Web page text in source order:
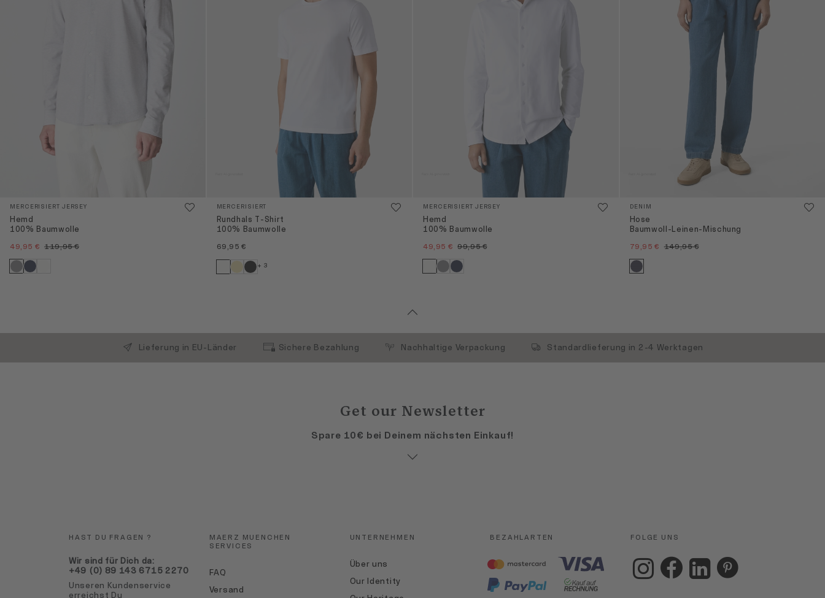
MERCERISIERT JERSEY
Hemd
100% Baumwolle
49,95 € 119,95 €
MERCERISIERT
Rundhals T-Shirt
100% Baumwolle
69,95 €
+ 3
MERCERISIERT JERSEY
Hemd
100% Baumwolle
49,95 € 99,95 €
DENIM
Hose
Baumwoll-Leinen-Mischung
79,95 € 149,95 €
Lieferung in EU-Länder Sichere Bezahlung Nachhaltige Verpackung Standardlieferung in 2-4 Werktagen
Get our Newsletter
Spare 10€ bei Deinem nächsten Einkauf!
HAST DU FRAGEN ?
Wir sind für Dich da:
+49 (0) 89 143 6715 2270
Unseren Kundenservice
erreichst Du
MAERZ MUENCHEN
SERVICES
FAQ
Versand
UNTERNEHMEN
Über uns
Our Identity
BEZAHLARTEN FOLGE UNS